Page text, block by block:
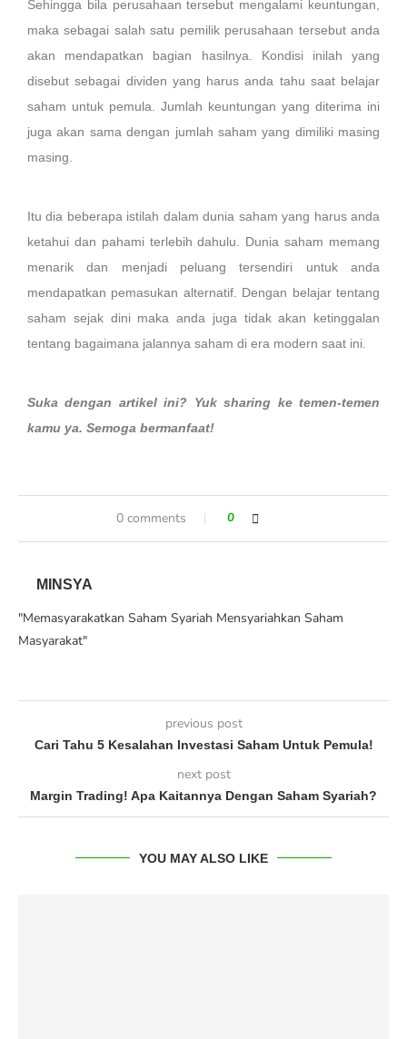
Sehingga bila perusahaan tersebut mengalami keuntungan,
maka sebagai salah satu pemilik perusahaan tersebut anda
akan mendapatkan bagian hasilnya. Kondisi inilah yang
disebut sebagai dividen yang harus anda tahu saat belajar
saham untuk pemula. Jumlah keuntungan yang diterima ini
juga akan sama dengan jumlah saham yang dimiliki masing
masing.
Itu dia beberapa istilah dalam dunia saham yang harus anda
ketahui dan pahami terlebih dahulu. Dunia saham memang
menarik dan menjadi peluang tersendiri untuk anda
mendapatkan pemasukan alternatif. Dengan belajar tentang
saham sejak dini maka anda juga tidak akan ketinggalan
tentang bagaimana jalannya saham di era modern saat ini.
Suka dengan artikel ini? Yuk sharing ke temen-temen
kamu ya. Semoga bermanfaat!
0 comments 0
MINSYA
"Memasyarakatkan Saham Syariah Mensyariahkan Saham
Masyarakat"
previous post
Cari Tahu 5 Kesalahan Investasi Saham Untuk Pemula!
next post
Margin Trading! Apa Kaitannya Dengan Saham Syariah?
YOU MAY ALSO LIKE